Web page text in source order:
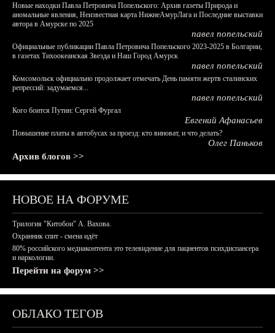
Новые находки Павла Петровича Попельского: Архив газеты Природа и
аномальные явления, Неизвестная карта НижнеАмурЛага и Последние выставки
автора в Амурске по 2025
павел попельский
Официальные публикации Павла Петровича Попельского 2023-2025 в Болгарии,
в газетах Тихоокеанская Звезда и Наш Город Амурск
павел попельский
Комсомольск официально продолжает отмечать День памяти жертв сталинских
репрессий: задумаемся...
павел попельский
Кого боится Путин: Сергей Фургал
Евгений Афанасьев
Повышение платы в автобусах за проезд: кто виноват, и что делать?
Олег Паньков
Архив блогов >>
НОВОЕ НА ФОРУМЕ
Трилогия "Китобои" А. Вахова.
Охранник спит - смена идёт
80% российского медиаконтента это телевидение для пациентов психдиспансера
и наркологии.
Перейти на форум >>
ОБЛАКО ТЕГОВ